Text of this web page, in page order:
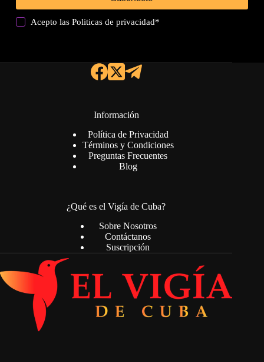
Acepto lasPoliticas de privacidad*
Información
Política de Privacidad
Términos y Condiciones
Preguntas Frecuentes
Blog
¿Qué es el Vigía de Cuba?
Sobre Nosotros
Contáctanos
Suscripción